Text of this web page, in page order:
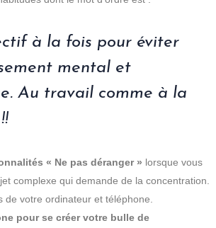
à la fois pour éviter
mental et
Au travail comme à la
« Ne pas déranger » lorsque vous
complexe qui demande de la concentration.
de votre ordinateur et téléphone.
pour se créer votre bulle de